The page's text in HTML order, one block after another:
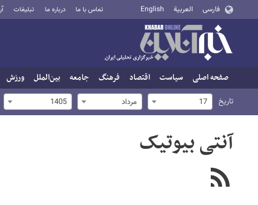
فارسی العربية English تماس با ما درباره ما تبلیغات
صفحه اصلی سیاست اقتصاد فرهنگ جامعه بین‌الملل ورزش
تاریخ 17 مرداد 1405
آنتی بیوتیک